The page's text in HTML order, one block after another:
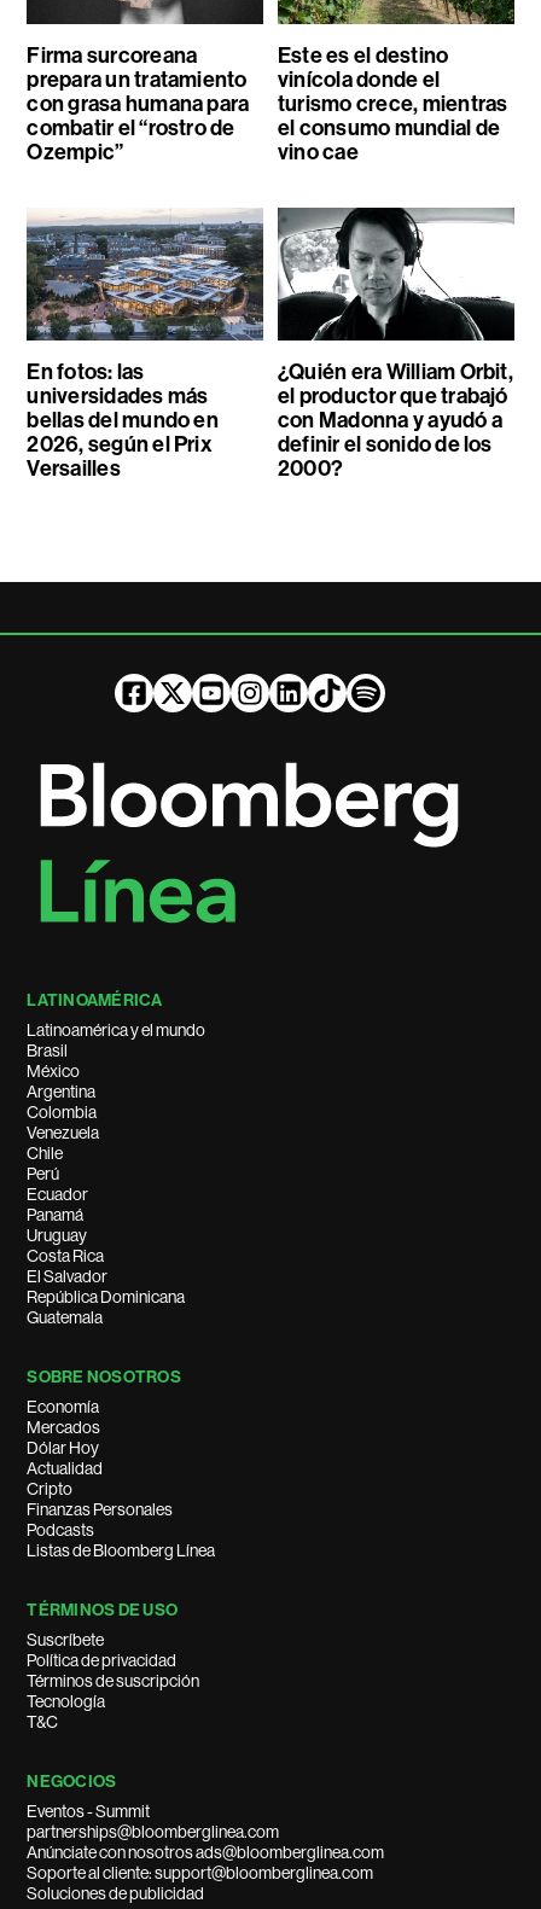
Firma surcoreana
prepara un tratamiento
con grasa humana para
combatir el “rostro de
Ozempic”
Este es el destino
vinícola donde el
turismo crece, mientras
el consumo mundial de
vino cae
En fotos: las
universidades más
bellas del mundo en
2026, según el Prix
Versailles
¿Quién era William Orbit,
el productor que trabajó
con Madonna y ayudó a
definir el sonido de los
2000?
LATINOAMÉRICA
Latinoamérica y el mundo
Brasil
México
Argentina
Colombia
Venezuela
Chile
Perú
Ecuador
Panamá
Uruguay
Costa Rica
El Salvador
República Dominicana
Guatemala
SOBRE NOSOTROS
Economía
Mercados
Dólar Hoy
Actualidad
Cripto
Finanzas Personales
Podcasts
Listas de Bloomberg Línea
TÉRMINOS DE USO
Suscríbete
Política de privacidad
Términos de suscripción
Tecnología
T&C
NEGOCIOS
Eventos - Summit
partnerships@bloomberglinea.com
Anúnciate con nosotros ads@bloomberglinea.com
Soporte al cliente: support@bloomberglinea.com
Soluciones de publicidad